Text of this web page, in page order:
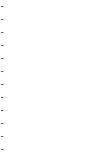
-
-
-
-
-
-
-
-
-
-
-
-